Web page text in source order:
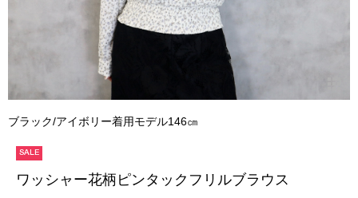
ブラック/アイボリー着用モデル146㎝
SALE
ワッシャー花柄ピンタックフリルブラウス